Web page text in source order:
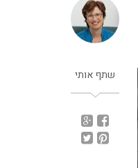
שתף אותי